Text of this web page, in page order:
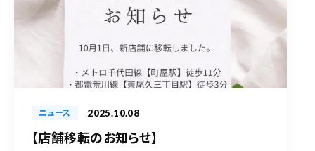
ニュース 2025.10.08
【店舗移転のお知らせ】